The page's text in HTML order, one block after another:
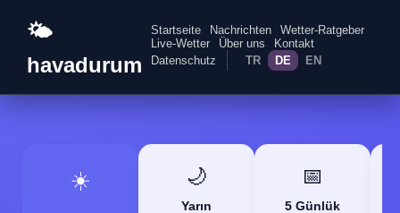
🌤️
havadurum
Startseite Nachrichten
Wetter-Ratgeber
Live-Wetter
Über uns
Kontakt
Datenschutz
TR DE EN
☀️ 🌙
Yarın
📅
5 Günlük